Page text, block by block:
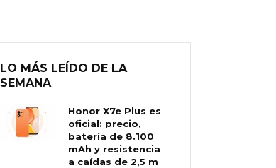
LO MÁS LEÍDO DE LA
SEMANA
Honor X7e Plus es
oficial: precio,
batería de 8.100
mAh y resistencia
a caídas de 2,5 m